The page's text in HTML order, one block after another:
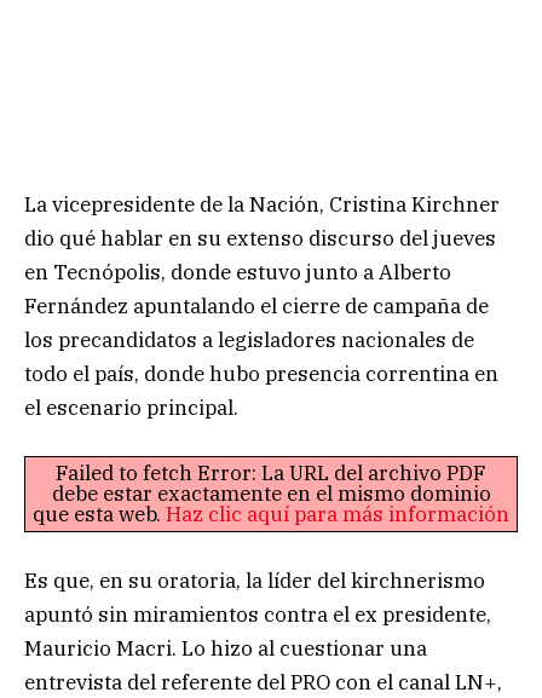
La vicepresidente de la Nación, Cristina Kirchner
dio qué hablar en su extenso discurso del jueves
en Tecnópolis, donde estuvo junto a Alberto
Fernández apuntalando el cierre de campaña de
los precandidatos a legisladores nacionales de
todo el país, donde hubo presencia correntina en
el escenario principal.
Failed to fetch Error: La URL del archivo PDF
debe estar exactamente en el mismo dominio
que esta web. Haz clic aquí para más información
Es que, en su oratoria, la líder del kirchnerismo
apuntó sin miramientos contra el ex presidente,
Mauricio Macri. Lo hizo al cuestionar una
entrevista del referente del PRO con el canal LN+,